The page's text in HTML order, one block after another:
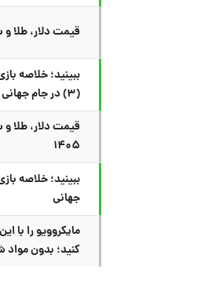
قیمت دلار، طلا و
(۳) در جام جهانی
۱۴۰۵
جهانی
کنید؛ بدون